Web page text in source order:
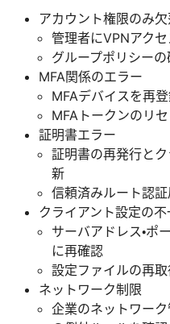
アカウント権限のみ
管理者にVPNアク
グループポリシー
MFA関係のエラー
MFAデバイスを再
MFAトークンのリ
証明書エラー
証明書の再発行と
新
信頼済みルート認
クライアント設定の
サーバアドレス・ポ
に再確認
設定ファイルの再取
ネットワーク制限
企業のネットワー